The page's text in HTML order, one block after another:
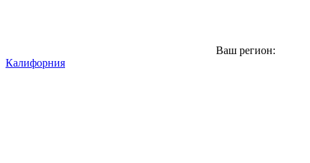
Ваш регион:
Калифорния